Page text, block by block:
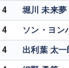
4 堀川 未来夢
4 ソン・ヨン
4 出利葉 太一